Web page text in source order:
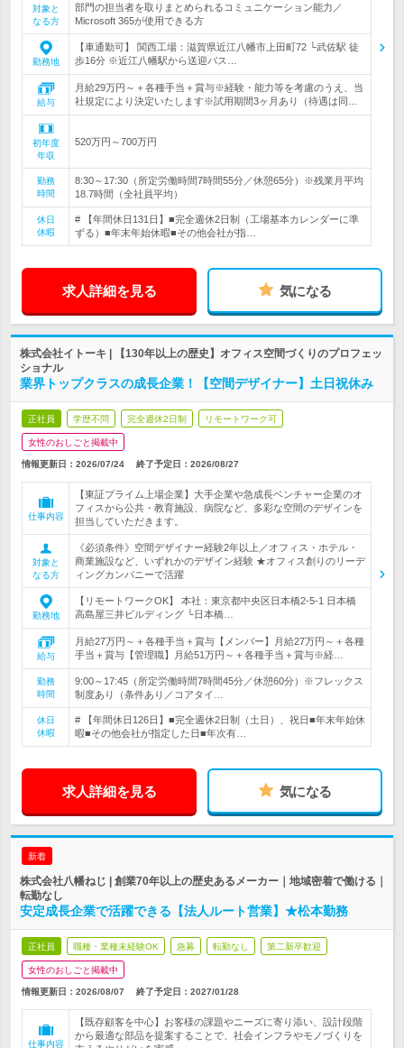
対象と
なる方
部門の担当者を取りまとめられるコミュニケーション能力／
Microsoft 365が使用できる方
勤務地
【車通勤可】 関西工場：滋賀県近江八幡市上田町72 └武佐駅 徒
歩16分 ※近江八幡駅から送迎バス…
給与
月給29万円～＋各種手当＋賞与※経験・能力等を考慮のうえ、当
社規定により決定いたします※試用期間3ヶ月あり（待遇は同…
初年度
年収
520万円～700万円
勤務
時間
8:30～17:30（所定労働時間7時間55分／休憩65分）※残業月平均
18.7時間（全社員平均）
休日
休暇
# 【年間休日131日】■完全週休2日制（工場基本カレンダーに準
ずる）■年末年始休暇■その他会社が指…
求人詳細を見る 気になる
株式会社イトーキ | 【130年以上の歴史】オフィス空間づくりのプロフェッ
ショナル
業界トップクラスの成長企業！【空間デザイナー】土日祝休み
正社員 学歴不問 完全週休2日制 リモートワーク可
女性のおしごと掲載中
情報更新日：2026/07/24 終了予定日： 2026/08/27
仕事内容
【東証プライム上場企業】大手企業や急成長ベンチャー企業のオ
フィスから公共・教育施設、病院など、多彩な空間のデザインを
担当していただきます。
対象と
なる方
《必須条件》空間デザイナー経験2年以上／オフィス・ホテル・
商業施設など、いずれかのデザイン経験 ★オフィス創りのリーデ
ィングカンパニーで活躍
勤務地
【リモートワークOK】 本社：東京都中央区日本橋2-5-1 日本橋
高島屋三井ビルディング └日本橋…
給与
月給27万円～＋各種手当＋賞与【メンバー】月給27万円～＋各種
手当＋賞与【管理職】月給51万円～＋各種手当＋賞与※経…
勤務
時間
9:00～17:45（所定労働時間7時間45分／休憩60分）※フレックス
制度あり（条件あり／コアタイ…
休日
休暇
# 【年間休日126日】■完全週休2日制（土日）、祝日■年末年始休
暇■その他会社が指定した日■年次有…
求人詳細を見る 気になる
新着
株式会社八幡ねじ | 創業70年以上の歴史あるメーカー｜地域密着で働ける｜
転勤なし
安定成長企業で活躍できる【法人ルート営業】★松本勤務
正社員 職種・業種未経験OK 急募 転勤なし 第二新卒歓迎
女性のおしごと掲載中
情報更新日：2026/08/07 終了予定日： 2027/01/28
仕事内容
【既存顧客を中心】お客様の課題やニーズに寄り添い、設計段階
から最適な部品を提案することで、社会インフラやモノづくりを